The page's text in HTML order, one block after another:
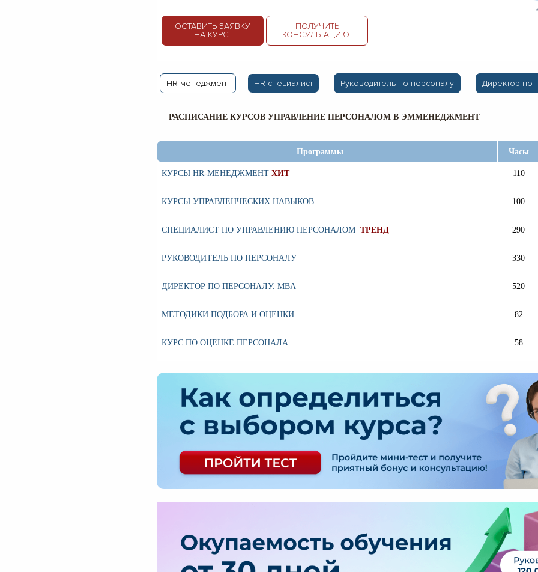
ОСТАВИТЬ ЗАЯВКУ
НА КУРС
ПОЛУЧИТЬ
КОНСУЛЬТАЦИЮ
HR-менеджмент HR-специалист Руководитель по персоналу Директор по
РАСПИСАНИЕ КУРСОВ УПРАВЛЕНИЕ ПЕРСОНАЛОМ В ЭММЕНЕДЖМЕНТ
Программы Часы
КУРСЫ HR-МЕНЕДЖМЕНТ ХИТ 110
КУРСЫ УПРАВЛЕНЧЕСКИХ НАВЫКОВ 100
СПЕЦИАЛИСТ ПО УПРАВЛЕНИЮ ПЕРСОНАЛОМ ТРЕНД 290
РУКОВОДИТЕЛЬ ПО ПЕРСОНАЛУ 330
ДИРЕКТОР ПО ПЕРСОНАЛУ. MBA 520
МЕТОДИКИ ПОДБОРА И ОЦЕНКИ 82
КУРС ПО ОЦЕНКЕ ПЕРСОНАЛА 58